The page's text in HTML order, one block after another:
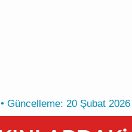
• Güncelleme: 20 Şubat 2026